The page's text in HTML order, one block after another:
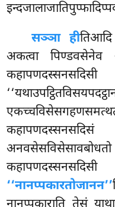
सञ्ञा ही
अकत्वा
‘‘नानप्पकारतोजानन’’